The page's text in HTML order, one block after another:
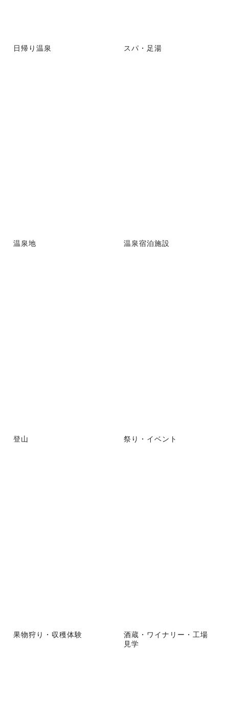
日帰り温泉 スパ・足湯
温泉地 温泉宿泊施設
登山 祭り・イベント
果物狩り・収穫体験
酒蔵・ワイナリー・工場
見学